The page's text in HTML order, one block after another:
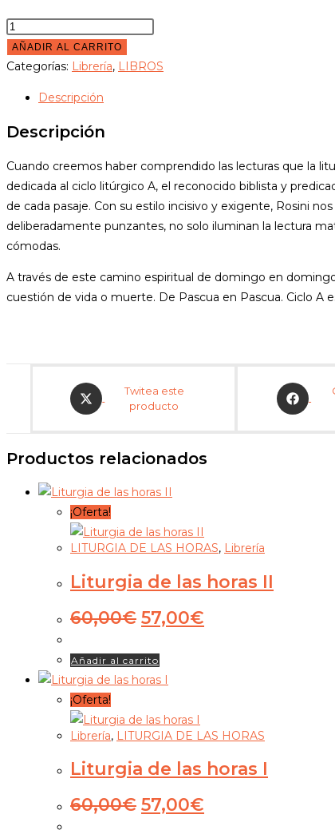
original
era:
De
pascua
en
cantidad
AÑADIR AL CARRITO
Categorías: Librería, LIBROS
Descripción
Descripción
Cuando creemos haber comprendido las lecturas que la
dedicada al ciclo litúrgico A, el reconocido biblista y
de cada pasaje. Con su estilo incisivo y exigente, Rosini
deliberadamente punzantes, no solo iluminan la lectura
cómodas.
A través de este camino espiritual de domingo en
cuestión de vida o muerte. De Pascua en Pascua. Ciclo A
Opens
in
Twitea este
producto
Opens
in
Productos relacionados
¡Oferta!
LITURGIA DE LAS HORAS, Librería
Liturgia de las horas II
60,00€ El
precio
original
era:
60,00€.
57,00€
precio
Añadir al carrito
¡Oferta!
Librería, LITURGIA DE LAS HORAS
Liturgia de las horas I
60,00€ El
57,00€